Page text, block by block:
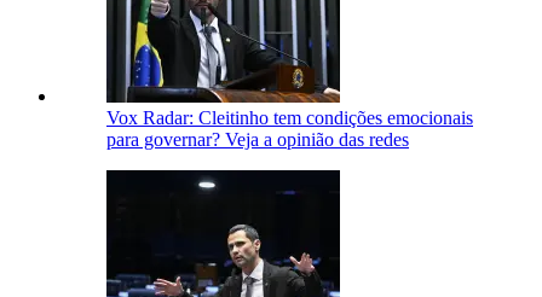
Vox Radar: Cleitinho tem condições emocionais
para governar? Veja a opinião das redes